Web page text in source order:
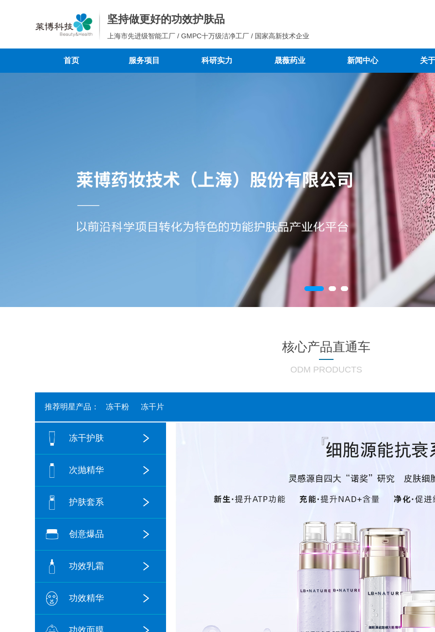
坚持做更好的功效护肤品
上海市先进级智能工厂 / GMPC十万级洁净工厂 / 国家高新技术企业
首页 服务项目 科研实力 晟薇药业 新闻中心 关
核心产品直通车
ODM PRODUCTS
推荐明星产品： 冻干粉 冻干片
冻干护肤
次抛精华
护肤套系
创意爆品
功效乳霜
功效精华
功效面膜